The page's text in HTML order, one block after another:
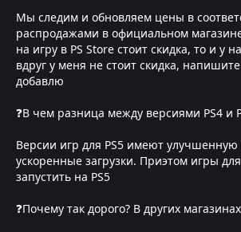
Мы следим и обновляем цены в
распродажами в официальном
на игру в PS Store стоит скидка, то и у
вдруг у меня не стоит скидка,
добавлю
❓В чем разница между версиями PS4 и
Версии игр для PS5 имеют улучшенную
ускоренные загрузки. Приэтом игры
запустить на PS5
❓Почему так дорого? В других